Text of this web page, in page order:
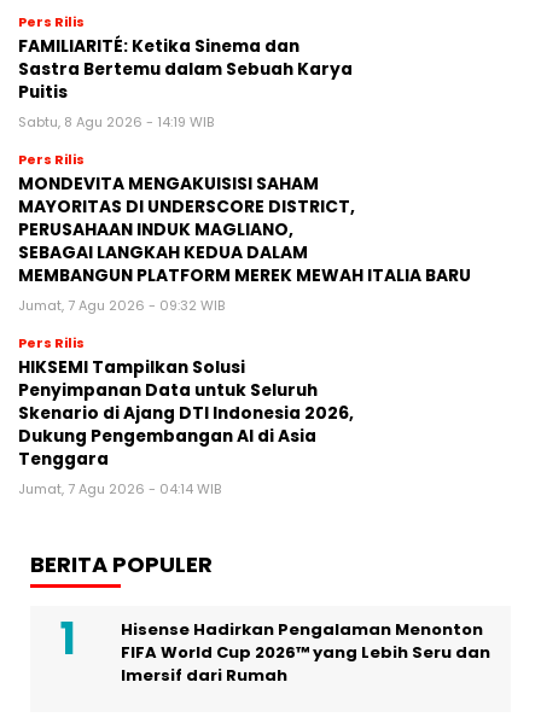
Pers Rilis
FAMILIARITÉ: Ketika Sinema dan
Sastra Bertemu dalam Sebuah Karya
Puitis
Sabtu, 8 Agu 2026 - 14:19 WIB
Pers Rilis
MONDEVITA MENGAKUISISI SAHAM
MAYORITAS DI UNDERSCORE DISTRICT,
PERUSAHAAN INDUK MAGLIANO,
SEBAGAI LANGKAH KEDUA DALAM
MEMBANGUN PLATFORM MEREK MEWAH ITALIA BARU
Jumat, 7 Agu 2026 - 09:32 WIB
Pers Rilis
HIKSEMI Tampilkan Solusi
Penyimpanan Data untuk Seluruh
Skenario di Ajang DTI Indonesia 2026,
Dukung Pengembangan AI di Asia
Tenggara
Jumat, 7 Agu 2026 - 04:14 WIB
BERITA POPULER
Hisense Hadirkan Pengalaman Menonton
FIFA World Cup 2026™ yang Lebih Seru dan
Imersif dari Rumah